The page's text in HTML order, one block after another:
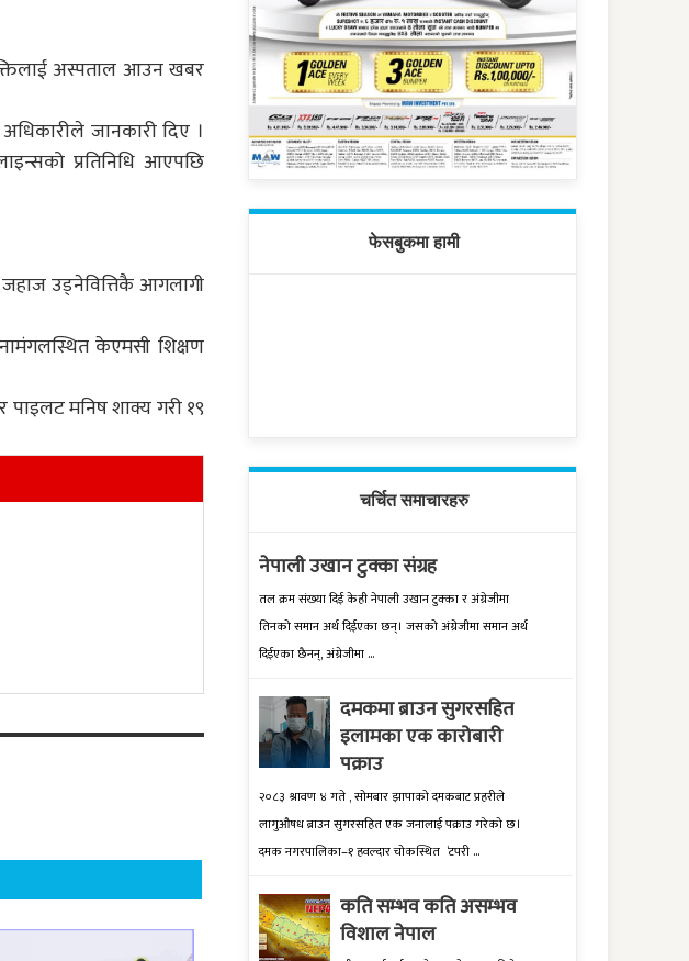
अस्पताल आउन खबर
जानकारी दिए ।
प्रतिनिधि आएपछि
जहाज उड्नेवित्तिकै आगलागी
केएमसी शिक्षण
पाइलट मनिष शाक्य गरी १९
फेसबुकमा हामी
चर्चित समाचारहरु
नेपाली उखान टुक्का संग्रह
तल क्रम संख्‍या दिई केही नेपाली उखान टुक्‍का र अंग्रेजीमा
तिनको समान अर्थ दिईएका छन्। जसको अंग्रेजीमा समान अर्थ
दिईएका छैनन्, अंग्रेजीमा ...
दमकमा ब्राउन सुगरसहित
इलामका एक कारोबारी
पक्राउ
२०८३ श्रावण ४ गते , सोमबार झापाको दमकबाट प्रहरीले
लागुऔषध ब्राउन सुगरसहित एक जनालाई पक्राउ गरेको छ।
दमक नगरपालिका–१ हवल्दार चोकस्थित ‘टपरी ...
कति सम्भव कति असम्भव
विशाल नेपाल